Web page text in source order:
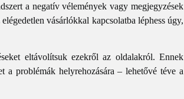
a negatív vélemények vagy megjegyzések
vásárlókkal kapcsolatba léphess úgy,
eltávolítsuk ezekről az oldalakról. Ennek
a problémák helyrehozására – lehetővé téve a